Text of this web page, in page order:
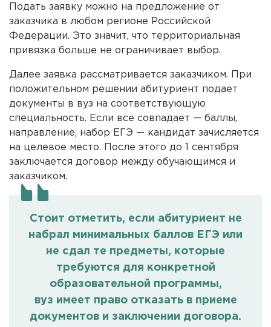
Подать заявку можно на предложение от
заказчика в любом регионе Российской
Федерации. Это значит, что территориальная
привязка больше не ограничивает выбор.
Далее заявка рассматривается заказчиком. При
положительном решении абитуриент подает
документы в вуз на соответствующую
специальность. Если все совпадает — баллы,
направление, набор ЕГЭ — кандидат зачисляется
на целевое место. После этого до 1 сентября
заключается договор между обучающимся и
заказчиком.
Стоит отметить, если абитуриент не
набрал минимальных баллов ЕГЭ или
не сдал те предметы, которые
требуются для конкретной
образовательной программы,
вуз имеет право отказать в приеме
документов и заключении договора.